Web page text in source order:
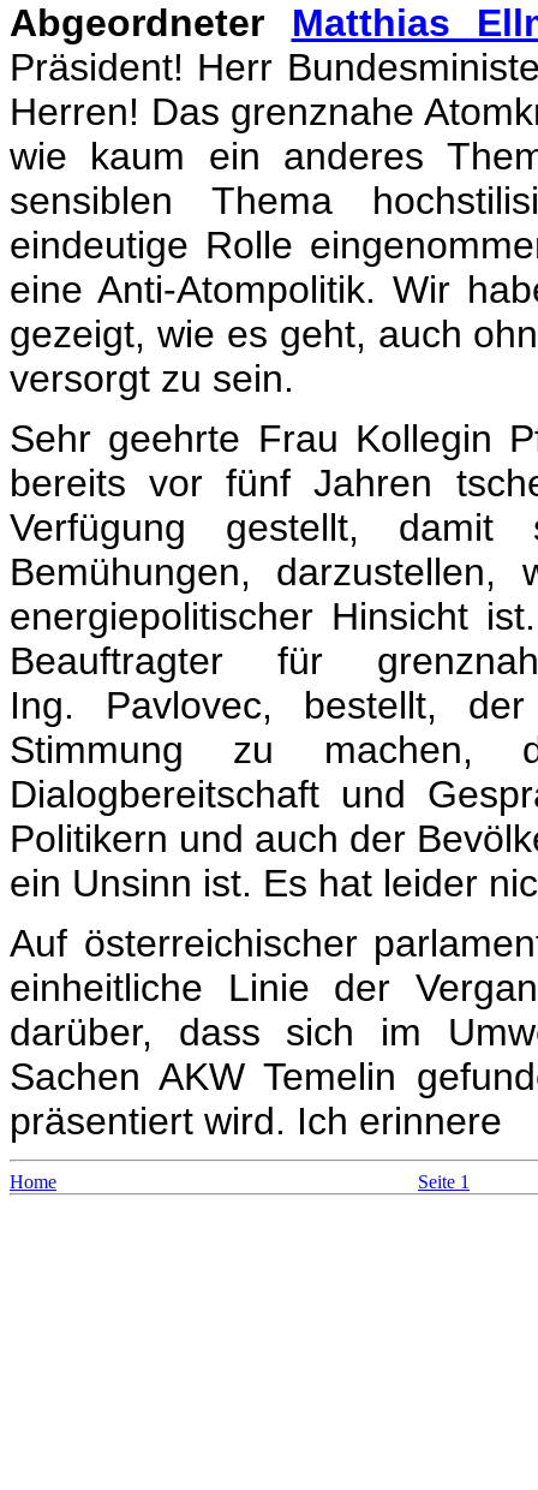
Abgeordneter Matthias
Präsident! Herr
Herren! Das grenznahe
wie kaum ein anderes
sensiblen Thema
eindeutige Rolle
eine Anti-Atompolitik. Wir
gezeigt, wie es geht, auch
versorgt zu sein.
Sehr geehrte Frau Kollegin
bereits vor fünf Jahren
Verfügung gestellt,
Bemühungen,
energiepolitischer Hinsicht
Beauftragter für
Ing. Pavlovec, bestellt,
Stimmung zu machen,
Dialogbereitschaft und
Politikern und auch der
ein Unsinn ist. Es hat leider
Auf österreichischer
einheitliche Linie der
darüber, dass sich im
Sachen AKW Temelin
präsentiert wird. Ich erinnere
Home Seite 1